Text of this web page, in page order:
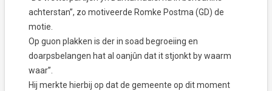
achterstan”, zo motiveerde Romke Postma (GD) de
motie.
Op guon plakken is der in soad begroeiing en
doarpsbelangen hat al oanjûn dat it stjonkt by waarm
waar”.
Hij merkte hierbij op dat de gemeente op dit moment